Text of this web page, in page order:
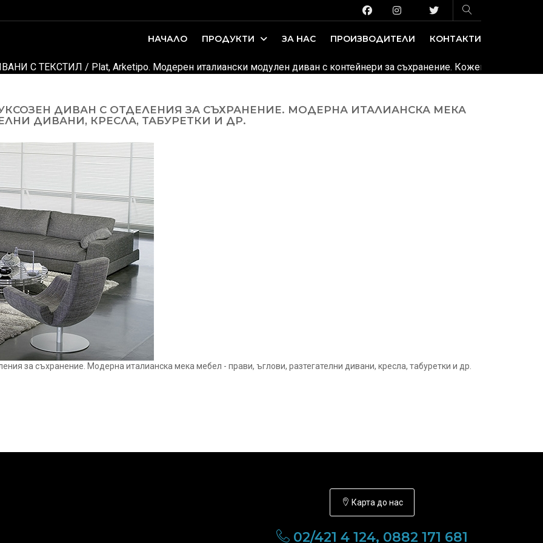
НАЧАЛО ПРОДУКТИ ЗА НАС ПРОИЗВОДИТЕЛИ КОНТАКТИ
С ТЕКСТИЛ / Plat, Arketipo. Модерен италиански модулен диван с контейнери за съхранение. Кожена или
ЛУКСОЗЕН ДИВАН С ОТДЕЛЕНИЯ ЗА СЪХРАНЕНИЕ. МОДЕРНА ИТАЛИАНСКА МЕКА
ДИВАНИ, КРЕСЛА, ТАБУРЕТКИ И ДР.
за съхранение. Модерна италианска мека мебел - прави, ъглови, разтегателни дивани, кресла, табуретки и др.
Карта до нас
02/421 4 124, 0882 171 681